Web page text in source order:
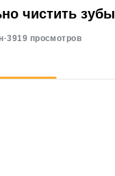
чистить зубы
·3919 просмотров